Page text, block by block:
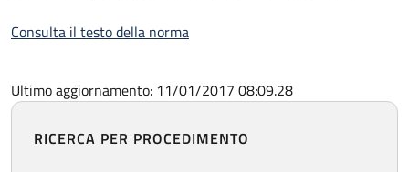
Consulta il testo della norma
Ultimo aggiornamento: 11/01/2017 08:09.28
RICERCA PER PROCEDIMENTO